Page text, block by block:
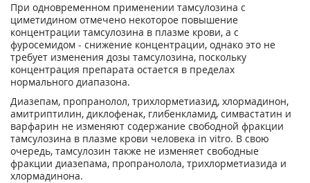
При одновременном применении тамсулозина с
циметидином отмечено некоторое повышение
концентрации тамсулозина в плазме крови, а с
фуросемидом - снижение концентрации, однако это не
требует изменения дозы тамсулозина, поскольку
концентрация препарата остается в пределах
нормального диапазона.
Диазепам, пропранолол, трихлорметиазид, хлормадинон,
амитриптилин, диклофенак, глибенкламид, симвастатин и
варфарин не изменяют содержание свободной фракции
тамсулозина в плазме крови человека in vitro. В свою
очередь, тамсулозин также не изменяет свободные
фракции диазепама, пропранолола, трихлорметиазида и
хлормадинона.